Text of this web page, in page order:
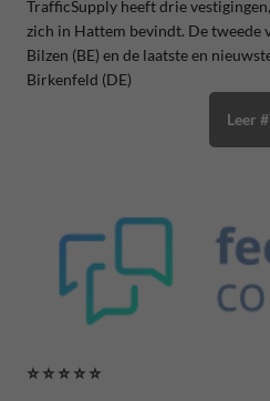
TrafficSupply heeft drie
zich in Hattem bevindt. De tweede
Bilzen (BE) en de laatste en
Birkenfeld (DE)
Leer
⭐ ⭐ ⭐ ⭐ ⭐